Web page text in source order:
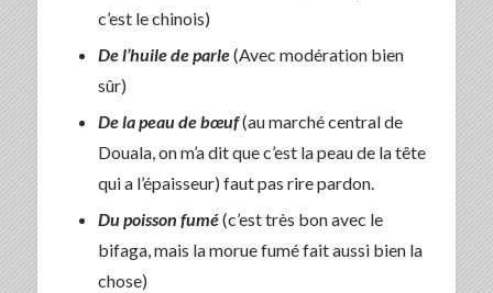
c’est le chinois)
De l’huile de parle(Avec modération bien
sûr)
De la peau de bœuf(au marché central de
Douala, on m’a dit que c’est la peau de la tête
qui a l’épaisseur) faut pas rire pardon.
Du poisson fumé(c’est très bon avec le
bifaga, mais la morue fumé fait aussi bien la
chose)